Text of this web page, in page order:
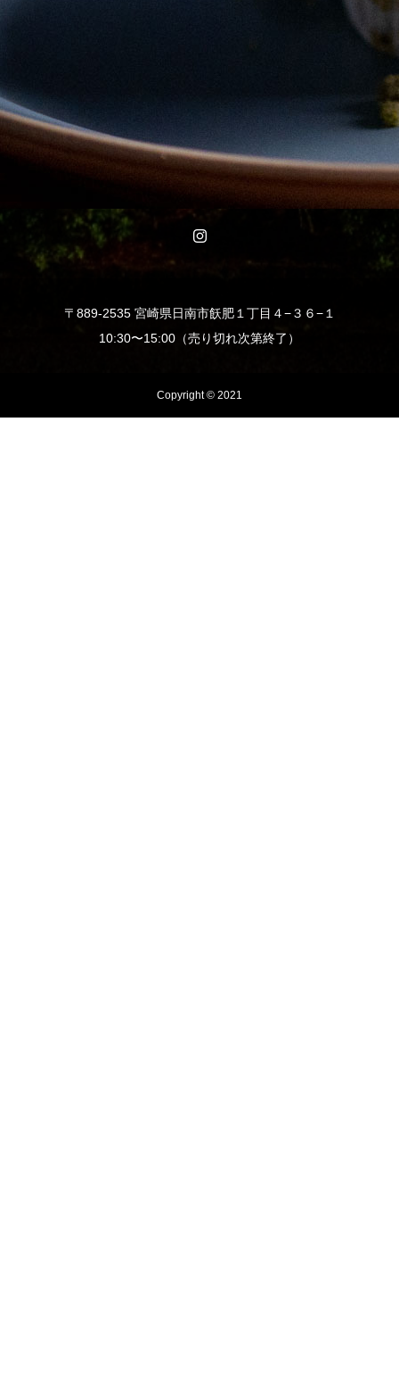
〒889-2535 宮崎県日南市飫肥１丁目４−３６−１
10:30〜15:00（売り切れ次第終了）
Copyright © 2021